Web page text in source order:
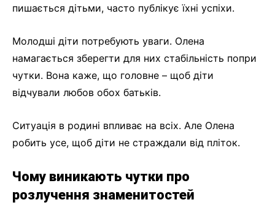
пишається дітьми, часто публікує їхні успіхи.
Молодші діти потребують уваги. Олена
намагається зберегти для них стабільність попри
чутки. Вона каже, що головне – щоб діти
відчували любов обох батьків.
Ситуація в родині впливає на всіх. Але Олена
робить усе, щоб діти не страждали від пліток.
Чому виникають чутки про
розлучення знаменитостей